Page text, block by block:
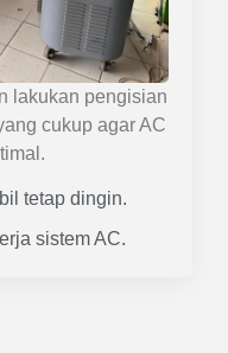
lakukan pengisian
cukup agar AC
tetap dingin.
sistem AC.